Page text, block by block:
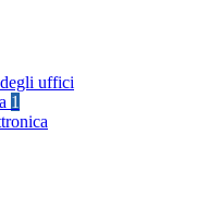
uffici
1